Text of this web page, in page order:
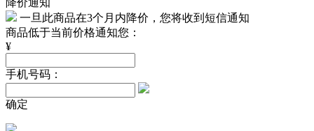
降价通知
一旦此商品在3个月内降价，您将收到短信通知
商品低于当前价格通知您：
¥
手机号码：
确定